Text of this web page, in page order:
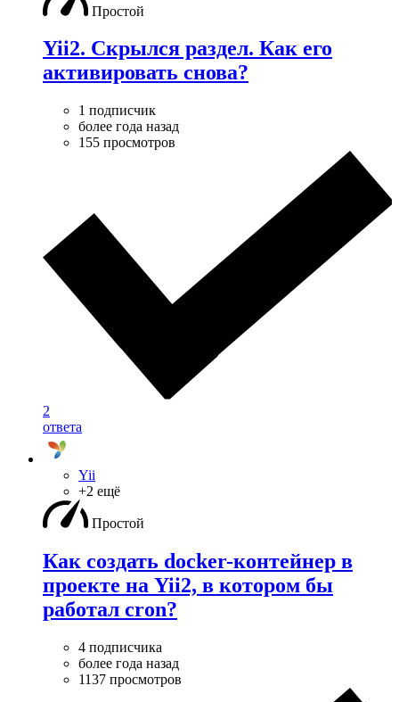
Простой
Yii2. Скрылся раздел. Как его
активировать снова?
1 подписчик
более года назад
155 просмотров
2
ответа
Yii
+2 ещё
Простой
Как создать docker-контейнер в
проекте на Yii2, в котором бы
работал cron?
4 подписчика
более года назад
1137 просмотров